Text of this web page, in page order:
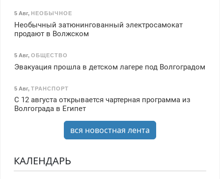
5 Авг, НЕОБЫЧНОЕ
Необычный затюнингованный электросамокат
продают в Волжском
5 Авг, ОБЩЕСТВО
Эвакуация прошла в детском лагере под Волгоградом
5 Авг, ТРАНСПОРТ
С 12 августа открывается чартерная программа из
Волгограда в Египет
вся новостная лента
КАЛЕНДАРЬ